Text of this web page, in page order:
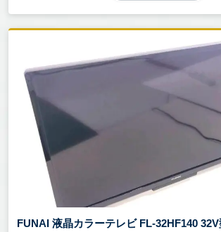
FUNAI 液晶カラーテレビ FL-32HF140